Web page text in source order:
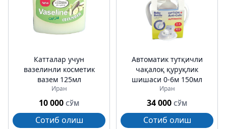
Катталар учун
вазелинли косметик
вазем 125мл
Иран
10 000 СЎМ
Сотиб олиш
Автоматик тутқичли
чақалоқ қуруқлик
шишаси 0-6м 150мл
Иран
34 000 СЎМ
Сотиб олиш